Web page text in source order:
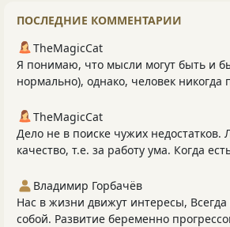
ПОСЛЕДНИЕ КОММЕНТАРИИ
TheMagicCat
Я понимаю, что мысли могут быть и
нормально), однако, человек никогда
TheMagicCat
Дело не в поиске чужих недостатков.
качество, т.е. за работу ума. Когда
Владимир Горбачёв
Нас в жизни движут интересы, Всегда
собой. Развитие беременно